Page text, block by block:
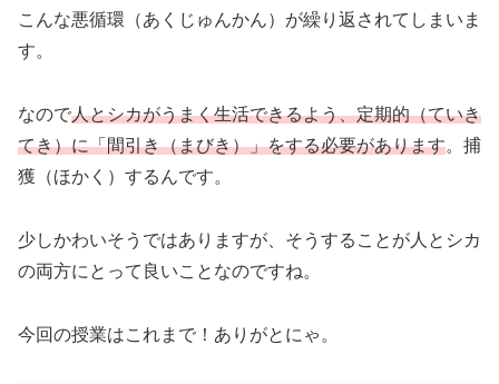
こんな悪循環（あくじゅんかん）が繰り返されてしまいま
す。
なので人とシカがうまく生活できるよう、定期的（ていき
てき）に「間引き（まびき）」をする必要があります。捕
獲（ほかく）するんです。
少しかわいそうではありますが、そうすることが人とシカ
の両方にとって良いことなのですね。
今回の授業はこれまで！ありがとにゃ。